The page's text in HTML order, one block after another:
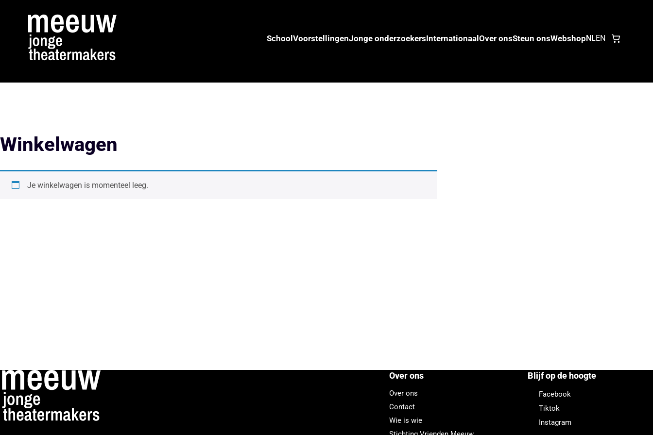
SchoolVoorstellingenJonge onderzoekersInternationaalOver onsSteun onsWebshopNLEN
Winkelwagen
Je winkelwagen is momenteel leeg.
Over ons
Over ons
Contact
Wie is wie
Blijf op de hoogte
Facebook
Tiktok
Instagram